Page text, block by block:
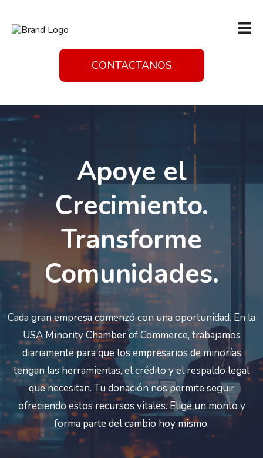
CONTACTANOS
Apoye el
Crecimiento.
Transforme
Comunidades.
Cada gran empresa comenzó con una oportunidad. En la
USA Minority Chamber of Commerce, trabajamos
diariamente para que los empresarios de minorías
tengan las herramientas, el crédito y el respaldo legal
que necesitan. Tu donación nos permite seguir
ofreciendo estos recursos vitales. Elige un monto y
forma parte del cambio hoy mismo.